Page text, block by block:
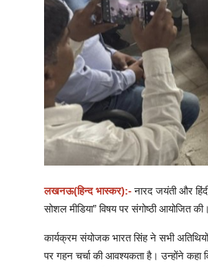
लखनऊ(हिन्द भास्कर):-नारद जयंती और
सोशल मीडिया” विषय पर संगोष्ठी आयोजित
कार्यक्रम संयोजक भारत सिंह ने सभी
पर गहन चर्चा की आवश्यकता है। उन्होंने कहा